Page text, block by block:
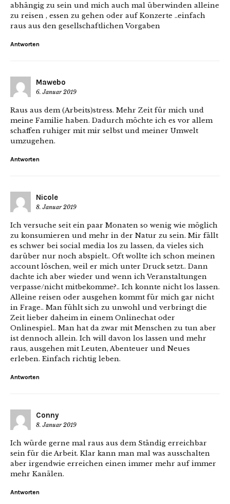
abhängig zu sein und mich auch mal überwinden alleine
zu reisen , essen zu gehen oder auf Konzerte ..einfach
raus aus den gesellschaftlichen Vorgaben
Antworten
Mawebo
6. Januar 2019
Raus aus dem (Arbeits)stress. Mehr Zeit für mich und
meine Familie haben. Dadurch möchte ich es vor allem
schaffen ruhiger mit mir selbst und meiner Umwelt
umzugehen.
Antworten
Nicole
8. Januar 2019
Ich versuche seit ein paar Monaten so wenig wie möglich
zu konsumieren und mehr in der Natur zu sein. Mir fällt
es schwer bei social media los zu lassen, da vieles sich
darüber nur noch abspielt.. Oft wollte ich schon meinen
account löschen, weil er mich unter Druck setzt.. Dann
dachte ich aber wieder und wenn ich Veranstaltungen
verpasse/nicht mitbekomme?.. Ich konnte nicht los lassen.
Alleine reisen oder ausgehen kommt für mich gar nicht
in Frage.. Man fühlt sich zu unwohl und verbringt die
Zeit lieber daheim in einem Onlinechat oder
Onlinespiel.. Man hat da zwar mit Menschen zu tun aber
ist dennoch allein. Ich will davon los lassen und mehr
raus, ausgehen mit Leuten, Abenteuer und Neues
erleben. Einfach richtig leben.
Antworten
Conny
8. Januar 2019
Ich würde gerne mal raus aus dem Ständig erreichbar
sein für die Arbeit. Klar kann man mal was ausschalten
aber irgendwie erreichen einen immer mehr auf immer
mehr Kanälen.
Antworten